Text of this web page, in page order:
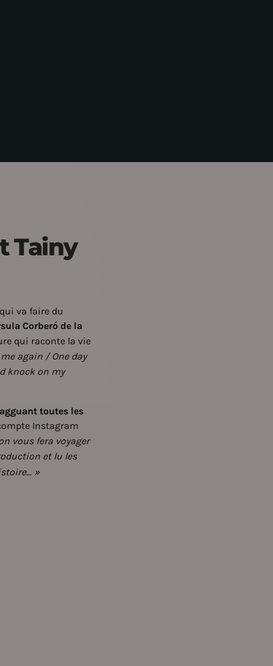
Tainy
va faire du
Corberó de la
qui raconte la vie
me again / One day
knock on my
toutes les
Instagram
vous fera voyager
et lu les
»